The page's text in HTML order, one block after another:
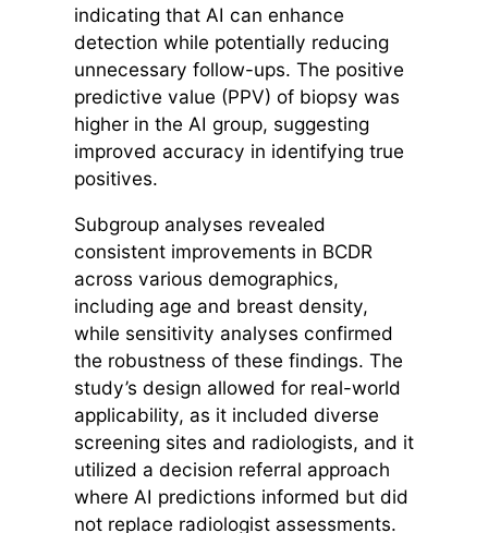
indicating that AI can enhance
detection while potentially reducing
unnecessary follow-ups. The positive
predictive value (PPV) of biopsy was
higher in the AI group, suggesting
improved accuracy in identifying true
positives.
Subgroup analyses revealed
consistent improvements in BCDR
across various demographics,
including age and breast density,
while sensitivity analyses confirmed
the robustness of these findings. The
study’s design allowed for real-world
applicability, as it included diverse
screening sites and radiologists, and it
utilized a decision referral approach
where AI predictions informed but did
not replace radiologist assessments.